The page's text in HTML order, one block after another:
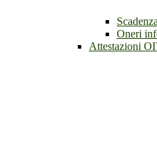
Oneri
Attestazioni